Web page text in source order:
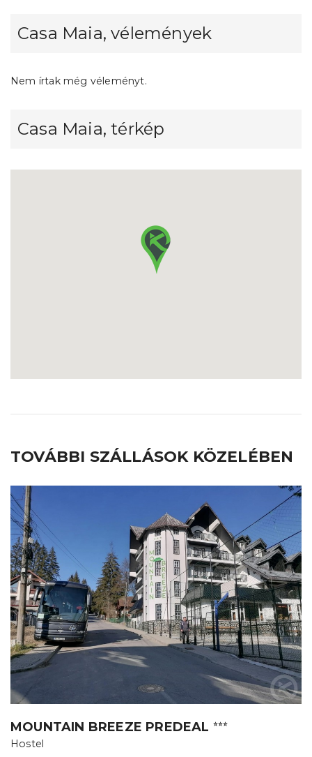
Casa Maia, vélemények
Nem írtak még véleményt.
Casa Maia, térkép
TOVÁBBI SZÁLLÁSOK KÖZELÉBEN
MOUNTAIN BREEZE PREDEAL ⭐⭐⭐
Hostel